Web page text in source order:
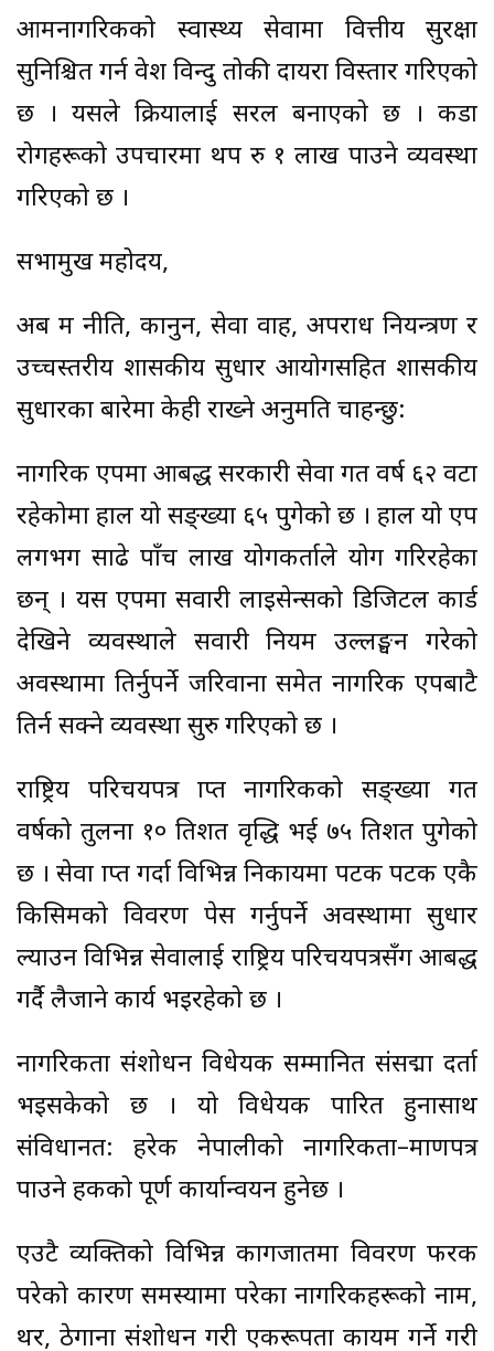
आमनागरिकको स्वास्थ्य सेवामा वित्तीय सुरक्षा
सुनिश्चित गर्न प्रवेश विन्दु तोकी दायरा विस्तार गरिएको
छ । यसले प्रक्रियालाई सरल बनाएको छ । कडा
रोगहरूको उपचारमा थप रु १ लाख पाउने व्यवस्था
गरिएको छ ।
सभामुख महोदय,
अब म नीति, कानुन, सेवा प्रवाह, अपराध नियन्त्रण र
उच्चस्तरीय शासकीय सुधार आयोगसहित शासकीय
सुधारका बारेमा केही राख्ने अनुमति चाहन्छु:
नागरिक एपमा आबद्ध सरकारी सेवा गत वर्ष ६२ वटा
रहेकोमा हाल यो सङ्ख्या ६५ पुगेको छ । हाल यो एप
लगभग साढे पाँच लाख प्रयोगकर्ताले प्रयोग गरिरहेका
छन् । यस एपमा सवारी लाइसेन्सको डिजिटल कार्ड
देखिने व्यवस्थाले सवारी नियम उल्लङ्घन गरेको
अवस्थामा तिर्नुपर्ने जरिवाना समेत नागरिक एपबाटै
तिर्न सक्ने व्यवस्था सुरु गरिएको छ ।
राष्ट्रिय परिचयपत्र प्राप्त नागरिकको सङ्ख्या गत
वर्षको तुलना १० प्रतिशत वृद्धि भई ७५ प्रतिशत पुगेको
छ । सेवा प्राप्त गर्दा विभिन्न निकायमा पटक पटक एकै
किसिमको विवरण पेस गर्नुपर्ने अवस्थामा सुधार
ल्याउन विभिन्न सेवालाई राष्ट्रिय परिचयपत्रसँग आबद्ध
गर्दै लैजाने कार्य भइरहेको छ ।
नागरिकता संशोधन विधेयक सम्मानित संसद्मा दर्ता
भइसकेको छ । यो विधेयक पारित हुनासाथ
संविधानत: हरेक नेपालीको नागरिकता–प्रमाणपत्र
पाउने हकको पूर्ण कार्यान्वयन हुनेछ ।
एउटै व्यक्तिको विभिन्न कागजातमा विवरण फरक
परेको कारण समस्यामा परेका नागरिकहरूको नाम,
थर, ठेगाना संशोधन गरी एकरूपता कायम गर्ने गरी